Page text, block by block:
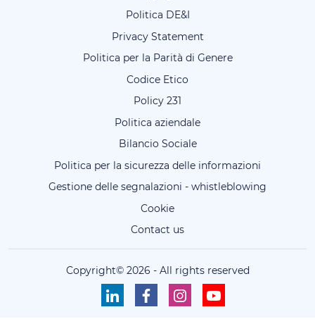
Politica DE&I
Privacy Statement
Politica per la Parità di Genere
Codice Etico
Policy 231
Politica aziendale
Bilancio Sociale
Politica per la sicurezza delle informazioni
Gestione delle segnalazioni - whistleblowing
Cookie
Contact us
Copyright© 2026 - All rights reserved